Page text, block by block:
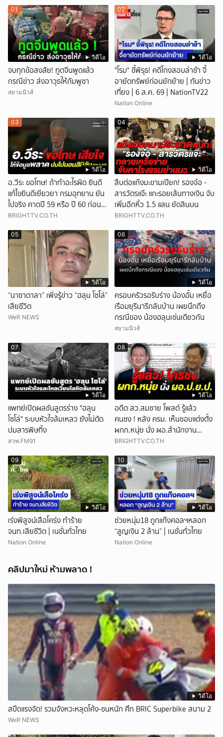
วิดีโอ
01
จบทุกข้อสงสัย! ทูตจีนพูดแล้ว
กรณีข่าว ส่งอาวุธให้กัมพูชา
สยามนิวส์
วิดีโอ
02
"โรม" ชี้พิรุธ! คดีโกงสอบล่าช้า จี้
อายัดทรัพย์ก่อนยักย้าย | ทันข่าว
เที่ยง | 6 ส.ค. 69 | NationTV22
Nation Online
วิดีโอ
03
อ.วีระ ขอโทษ! ถ้าทำอะไรผิด ยินดี
แก้ไขยินดีเยียวยา กรมอุทยาน ยัน
ไปจริง คาดปี 59 หรือ ปี 60 ก่อน
ปิดให้พัก
BRIGHTTV.CO.TH
วิดีโอ
04
สืบต่อแก๊งมะขามเปียก! รองจ๋อ -
สารวัตรแจ๊ะ แกะรอยเส้นทางเงิน จับ
เพิ่มอีกหิ้ว 1.5 แสน ยัดสินบน
BRIGHTTV.CO.TH
วิดีโอ
05
“นาซาตาลา” เพิ่งรู้ข่าว “ฮลุน โซโล่”
เสียชีวิต
WeR NEWS
วิดีโอ
06
ครอบครัวรอรับร่าง น้องอั้ม เหยื่อ
เรือมยุรีนารีกลับบ้าน เผยนึกถึง
กรณีของ น้องฮลุนเช่นเดียวกัน
สยามนิวส์
วิดีโอ
07
แพทย์เปิดผลชันสูตรร่าง "ฮลุน
โซโล่" ระบบหัวใจล้มเหลว ยังไม่ตัด
ปมสารพิษทิ้ง
สวพ.FM91
วิดีโอ
08
อดีต สว.สมชาย โพสต์ รู้แล้ว
คนชง ! หลัง ครม. เห็นชอบแต่งตั้ง
ผกก.หนุ่ย นั่ง ผอ.สำนักงาน
ป.ย.ป.
BRIGHTTV.CO.TH
วิดีโอ
09
เร่งพิสูจน์เสือโคร่ง ทำร้าย
จนท.เสียชีวิต | เนชั่นทั่วไทย
Nation Online
วิดีโอ
10
ช่วยหนุ่ม18 ถูกแก๊งคอลฯหลอก
“สูญเงิน 2 ล้าน” | เนชั่นทั่วไทย
Nation Online
คลิปมาใหม่ ห้ามพลาด !
วิดีโอ
สปีดแรงจัด! รวมจังหวะหลุดโค้ง-ชนหนัก ศึก BRIC Superbike สนาม 2
WeR NEWS